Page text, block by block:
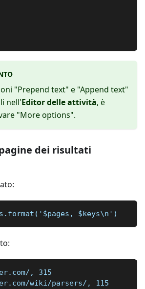
"Prepend text" e "Append text"
nell'Editor delle attività, è
"More options".
dei risultati
$keys\n')
, 315
wiki/parsers/, 115